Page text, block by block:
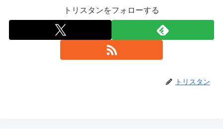
トリスタンをフォローする
トリスタン